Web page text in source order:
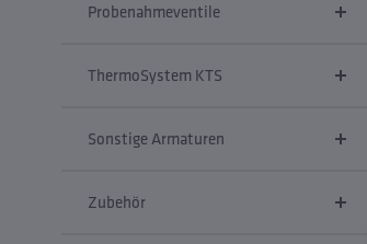
Probenahmeventile
ThermoSystem KTS
Sonstige Armaturen
Zubehör